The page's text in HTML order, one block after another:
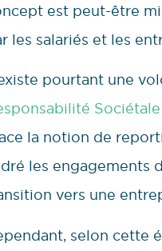
est peut-être
les salariés et les
pourtant une
la notion de
les engagements
vers une
selon cette